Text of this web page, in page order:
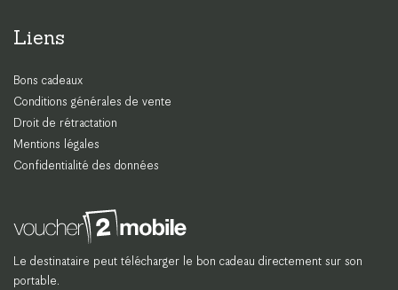
Liens
Bons cadeaux
Conditions générales de vente
Droit de rétractation
Mentions légales
Confidentialité des données
Le destinataire peut télécharger le bon cadeau directement sur son
portable.